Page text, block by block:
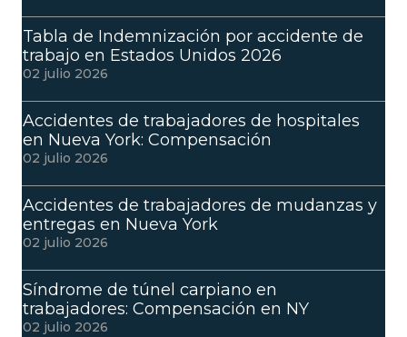
Tabla de Indemnización por accidente de
trabajo en Estados Unidos 2026
02 julio 2026
Accidentes de trabajadores de hospitales
en Nueva York: Compensación
02 julio 2026
Accidentes de trabajadores de mudanzas y
entregas en Nueva York
02 julio 2026
Síndrome de túnel carpiano en
trabajadores: Compensación en NY
02 julio 2026